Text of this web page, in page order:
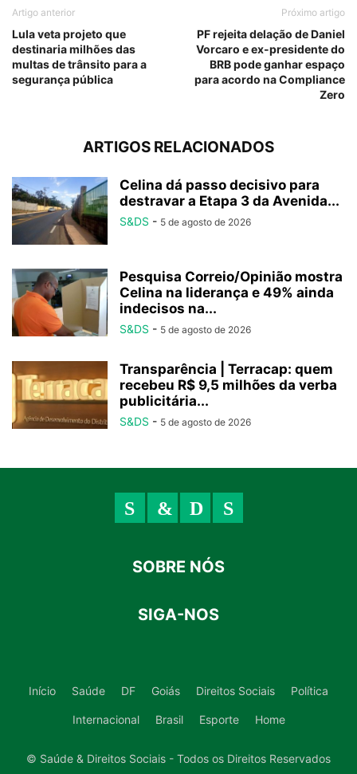
Artigo anterior
Lula veta projeto que
destinaria milhões das
multas de trânsito para a
segurança pública
Próximo artigo
PF rejeita delação de Daniel
Vorcaro e ex-presidente do
BRB pode ganhar espaço
para acordo na Compliance
Zero
ARTIGOS RELACIONADOS
Celina dá passo decisivo para
destravar a Etapa 3 da Avenida...
S&DS - 5 de agosto de 2026
Pesquisa Correio/Opinião mostra
Celina na liderança e 49% ainda
indecisos na...
S&DS - 5 de agosto de 2026
Transparência | Terracap: quem
recebeu R$ 9,5 milhões da verba
publicitária...
S&DS - 5 de agosto de 2026
SOBRE NÓS
SIGA-NOS
Início Saúde DF Goiás Direitos Sociais Política
Internacional Brasil Esporte Home
© Saúde & Direitos Sociais - Todos os Direitos Reservados